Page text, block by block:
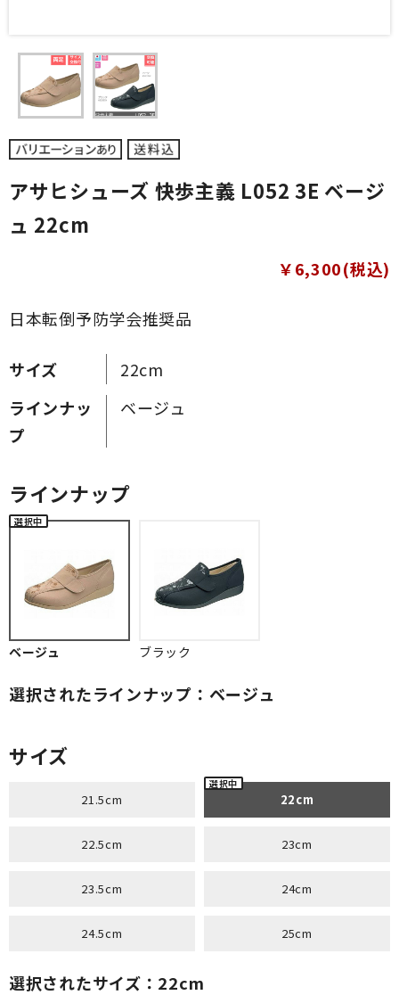
アサヒシューズ 快歩主義 L052 3E ベージ
ュ 22cm
日本転倒予防学会推奨品
￥6,300(税込)
サイズ
22cm
ラインナッ
プ
ベージュ
ラインナップ
ベージュ ブラック
選択されたラインナップ：ベージュ
サイズ
21.5cm 22cm
22.5cm 23cm
23.5cm 24cm
24.5cm 25cm
選択されたサイズ：22cm